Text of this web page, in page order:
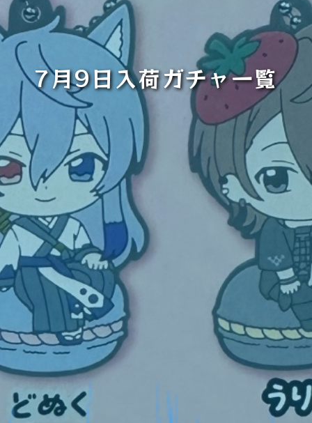
7月9日入荷ガチャ一覧